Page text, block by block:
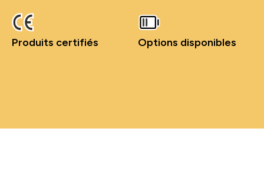
Produits certifiés Options disponibles